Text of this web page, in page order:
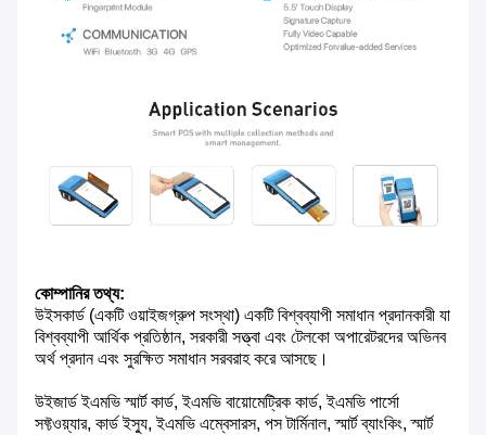
কোম্পানির তথ্য:
উইসকার্ড (একটি ওয়াইজগ্রুপ সংস্থা) একটি বিশ্বব্যাপী সমাধান প্রদানকারী যা
বিশ্বব্যাপী আর্থিক প্রতিষ্ঠান, সরকারী সত্ত্বা এবং টেলকো অপারেটরদের অভিনব
অর্থ প্রদান এবং সুরক্ষিত সমাধান সরবরাহ করে আসছে।
উইজার্ড ইএমভি স্মার্ট কার্ড, ইএমভি বায়োমেট্রিক কার্ড, ইএমভি পার্সো
সফ্টওয়্যার, কার্ড ইস্যু, ইএমভি এম্বেসারস, পস টার্মিনাল, স্মার্ট ব্যাংকিং, স্মার্ট